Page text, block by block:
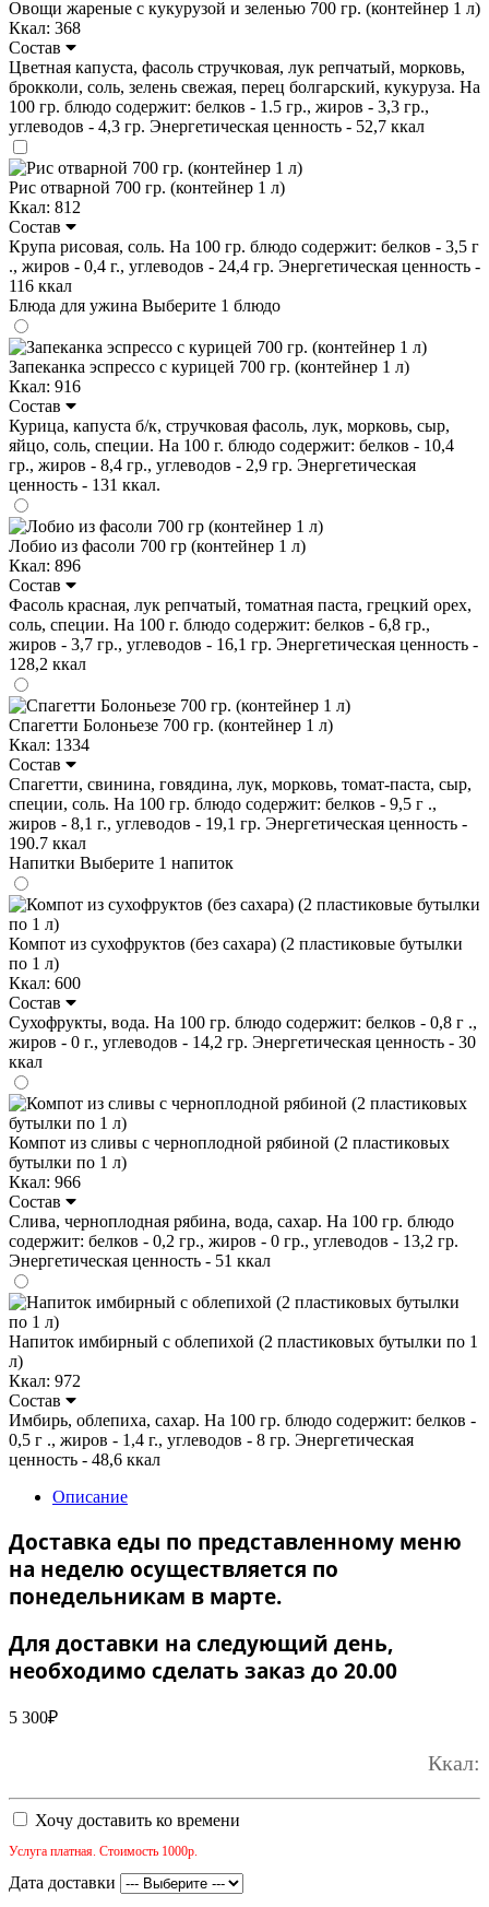
Овощи жареные с кукурузой и зеленью 700 гр. (контейнер 1 л)
Ккал: 368
Состав
Цветная капуста, фасоль стручковая, лук репчатый, морковь,
брокколи, соль, зелень свежая, перец болгарский, кукуруза. На
100 гр. блюдо содержит: белков - 1.5 гр., жиров - 3,3 гр.,
углеводов - 4,3 гр. Энергетическая ценность - 52,7 ккал
Рис отварной 700 гр. (контейнер 1 л)
Ккал: 812
Состав
Крупа рисовая, соль. На 100 гр. блюдо содержит: белков - 3,5 г
., жиров - 0,4 г., углеводов - 24,4 гр. Энергетическая ценность -
116 ккал
Блюда для ужина Выберите 1 блюдо
Запеканка эспрессо с курицей 700 гр. (контейнер 1 л)
Ккал: 916
Состав
Курица, капуста б/к, стручковая фасоль, лук, морковь, сыр,
яйцо, соль, специи. На 100 г. блюдо содержит: белков - 10,4
гр., жиров - 8,4 гр., углеводов - 2,9 гр. Энергетическая
ценность - 131 ккал.
Лобио из фасоли 700 гр (контейнер 1 л)
Ккал: 896
Состав
Фасоль красная, лук репчатый, томатная паста, грецкий орех,
соль, специи. На 100 г. блюдо содержит: белков - 6,8 гр.,
жиров - 3,7 гр., углеводов - 16,1 гр. Энергетическая ценность -
128,2 ккал
Спагетти Болоньезе 700 гр. (контейнер 1 л)
Ккал: 1334
Состав
Спагетти, свинина, говядина, лук, морковь, томат-паста, сыр,
специи, соль. На 100 гр. блюдо содержит: белков - 9,5 г .,
жиров - 8,1 г., углеводов - 19,1 гр. Энергетическая ценность -
190.7 ккал
Напитки Выберите 1 напиток
Компот из сухофруктов (без сахара) (2 пластиковые бутылки
по 1 л)
Ккал: 600
Состав
Сухофрукты, вода. На 100 гр. блюдо содержит: белков - 0,8 г .,
жиров - 0 г., углеводов - 14,2 гр. Энергетическая ценность - 30
ккал
Компот из сливы с черноплодной рябиной (2 пластиковых
бутылки по 1 л)
Ккал: 966
Состав
Слива, черноплодная рябина, вода, сахар. На 100 гр. блюдо
содержит: белков - 0,2 гр., жиров - 0 гр., углеводов - 13,2 гр.
Энергетическая ценность - 51 ккал
Напиток имбирный с облепихой (2 пластиковых бутылки по 1
л)
Ккал: 972
Состав
Имбирь, облепиха, сахар. На 100 гр. блюдо содержит: белков -
0,5 г ., жиров - 1,4 г., углеводов - 8 гр. Энергетическая
ценность - 48,6 ккал
Описание
Доставка еды по представленному меню
на неделю осуществляется по
понедельникам в марте.
Для доставки на следующий день,
необходимо сделать заказ до 20.00
5 300₽
Ккал:
Хочу доставить ко времени
Услуга платная. Стоимость 1000р.
Дата доставки